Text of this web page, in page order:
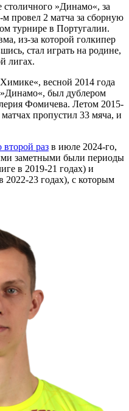
»Динамо«, за
провел 2 матча за сборную
турнире в Португалии.
из-за которой голкипер
стал играть на родине,
лигах.
весной 2014 года
»Динамо«, был дублером
Фомичева. Летом 2015-
пропустил 33 мяча, и
второй раз в июле 2024-го,
заметными были периоды
в 2019-21 годах) и
23 годах), с которым